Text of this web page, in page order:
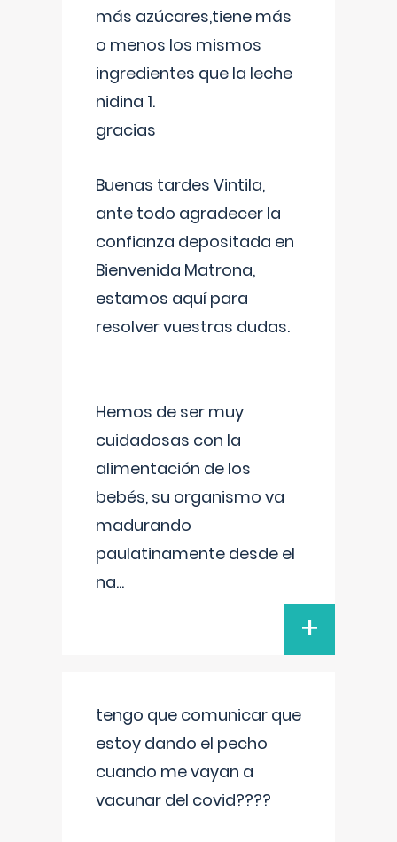
más azúcares,tiene más
o menos los mismos
ingredientes que la leche
nidina 1.
gracias
Buenas tardes Vintila,
ante todo agradecer la
confianza depositada en
Bienvenida Matrona,
estamos aquí para
resolver vuestras dudas.
Hemos de ser muy
cuidadosas con la
alimentación de los
bebés, su organismo va
madurando
paulatinamente desde el
na...
+
tengo que comunicar que
estoy dando el pecho
cuando me vayan a
vacunar del covid????